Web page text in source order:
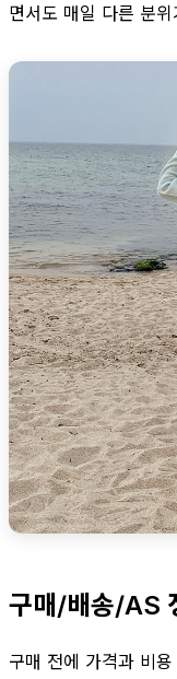
면서도 매일 다른 분
구매/배송/AS
구매 전에 가격과 비